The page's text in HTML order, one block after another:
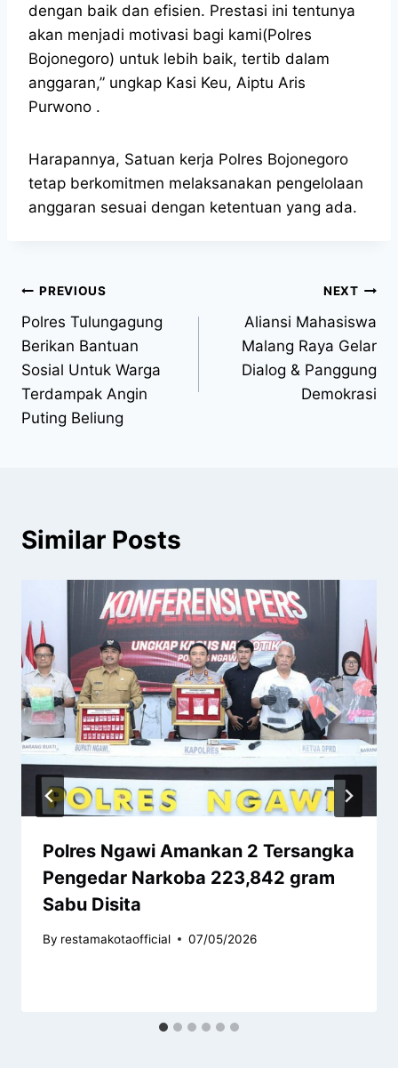
dengan baik dan efisien. Prestasi ini tentunya
akan menjadi motivasi bagi kami(Polres
Bojonegoro) untuk lebih baik, tertib dalam
anggaran,” ungkap Kasi Keu, Aiptu Aris
Purwono .
Harapannya, Satuan kerja Polres Bojonegoro
tetap berkomitmen melaksanakan pengelolaan
anggaran sesuai dengan ketentuan yang ada.
PREVIOUS
Polres Tulungagung
Berikan Bantuan
Sosial Untuk Warga
Terdampak Angin
Puting Beliung
NEXT
Aliansi Mahasiswa
Malang Raya Gelar
Dialog & Panggung
Demokrasi
Similar Posts
Polres Ngawi Amankan 2 Tersangka
Pengedar Narkoba 223,842 gram
Sabu Disita
By restamakotaofficial 07/05/2026